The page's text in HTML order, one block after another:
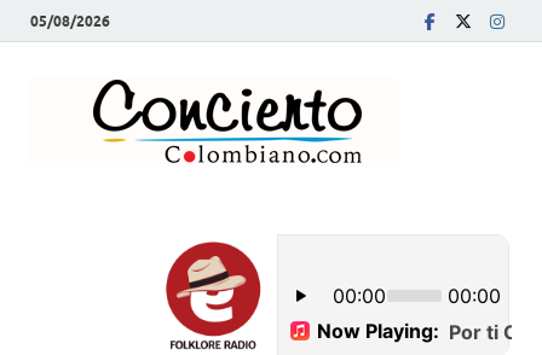
05/08/2026